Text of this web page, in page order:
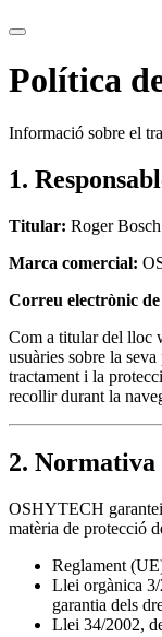
Política
Informació sobre el
1.
Titular: Roger
Marca comercial:
Correu electrònic
Com a titular del lloc
usuàries sobre la
tractament i la
recollir durant la
2. Normativa
OSHYTECH
matèria de protecció
Reglament
Llei orgànica 3/
garantia dels
Llei 34/2002,